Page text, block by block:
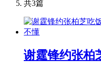
共3篇
谢霆锋约张柏